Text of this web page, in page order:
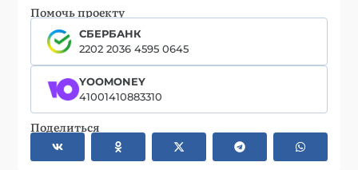
Помочь проекту
СБЕРБАНК
2202 2036 4595 0645
YOOMONEY
41001410883310
Поделиться